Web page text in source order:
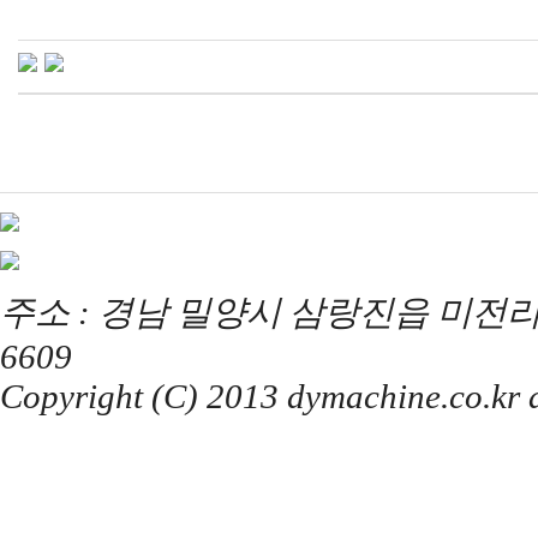
주소 : 경남 밀양시 삼랑진읍 미전
6609
Copyright (C) 2013 dymachine.co.kr